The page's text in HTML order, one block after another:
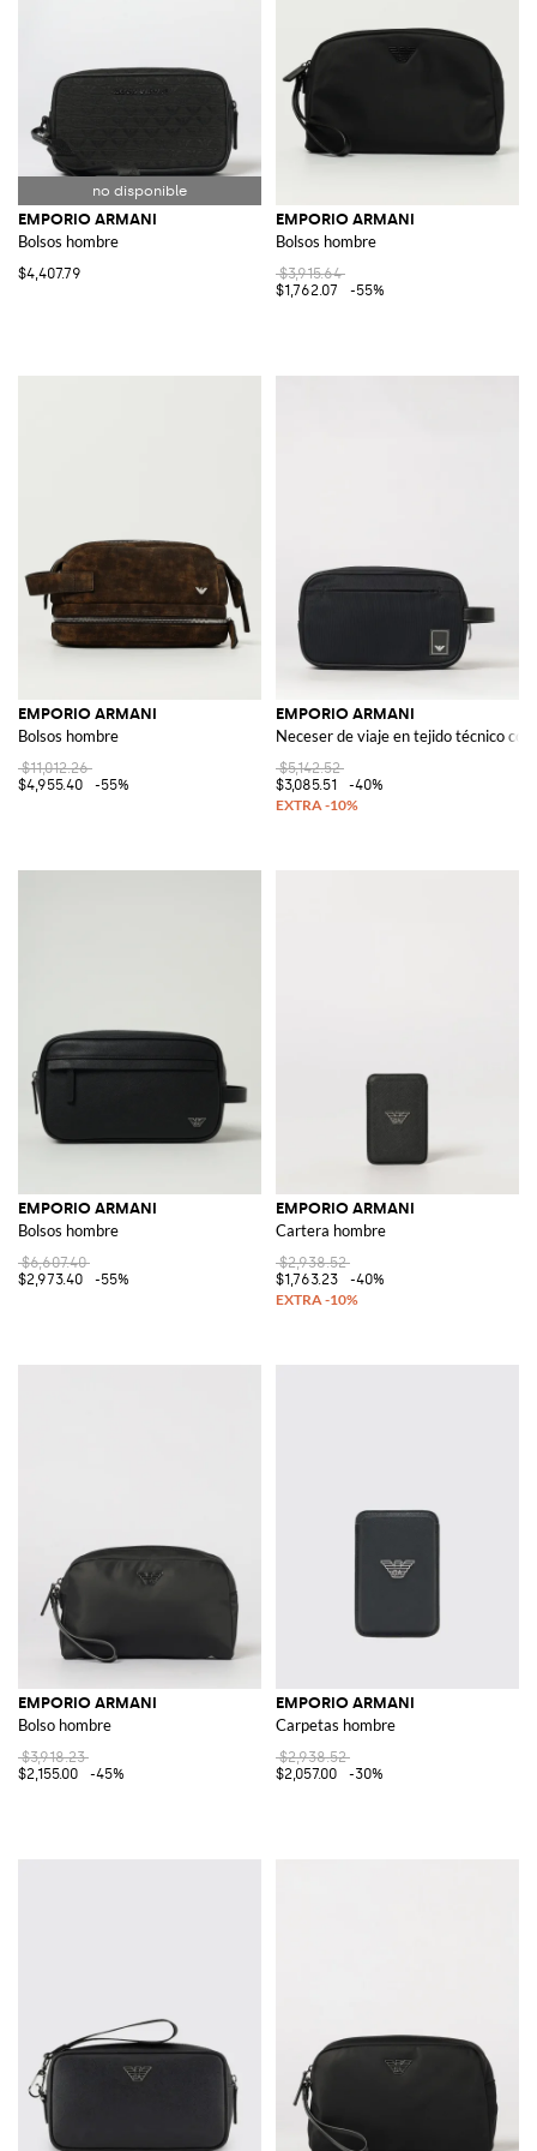
EMPORIO ARMANI
Bolsos hombre
$4,407.79
EMPORIO ARMANI
Bolsos hombre
$3,915.64
$1,762.07
-55%
EMPORIO ARMANI
Bolsos hombre
$11,012.26
$4,955.40
-55%
EMPORIO ARMANI
Neceser de viaje en tejido técnico
$5,142.52
$3,085.51
-40%
EMPORIO ARMANI
Bolsos hombre
$6,607.40
$2,973.40
-55%
EMPORIO ARMANI
Cartera hombre
$2,938.52
$1,763.23
-40%
EMPORIO ARMANI
Bolso hombre
$3,918.23
$2,155.00
-45%
EMPORIO ARMANI
Carpetas hombre
$2,938.52
$2,057.00
-30%